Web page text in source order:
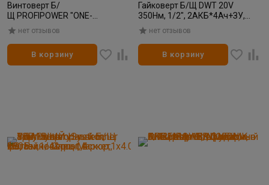
Винтоверт Б/
Щ PROFIPOWER "ONE-
MK" ударный З/У MKDTD-
18V 18В 1/4" 220Нм 2 АКБ*4Ач
нет отзывов
В корзину
Гайковерт Б/Щ DWT 20V
350Нм, 1/2", 2АКБ*4Ач+ЗУ,
LED, кейс
нет отзывов
В корзину